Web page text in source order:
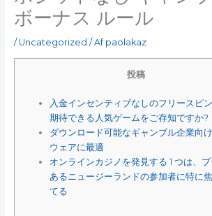
ボーナス ルール
/ Uncategorized / Af paolakaz
投稿
入金インセンティブなしのフリースピ
期待できる人気ゲームをご存知ですか?
ダウンロード可能なギャンブル企業向
ウェアに最適
オンラインカジノを発見する 1 つは、
あるニュージーランドの参加者に特に
てる